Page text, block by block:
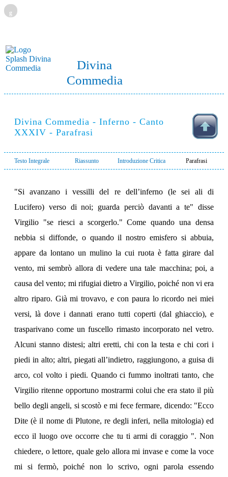
g
Divina
Commedia
Divina Commedia - Inferno - Canto
XXXIV - Parafrasi
Testo Integrale Riassunto Introduzione Critica Parafrasi
"Si avanzano i vessilli del re dell’inferno (le sei ali di
Lucifero) verso di noi; guarda perciò davanti a te" disse
Virgilio "se riesci a scorgerlo." Come quando una densa
nebbia si diffonde, o quando il nostro emisfero si abbuia,
appare da lontano un mulino la cui ruota è fatta girare dal
vento, mi sembrò allora di vedere una tale macchina; poi, a
causa del vento; mi rifugiai dietro a Virgilio, poiché non vi era
altro riparo. Già mi trovavo, e con paura lo ricordo nei miei
versi, là dove i dannati erano tutti coperti (dal ghiaccio), e
trasparivano come un fuscello rimasto incorporato nel vetro.
Alcuni stanno distesi; altri eretti, chi con la testa e chi cori i
piedi in alto; altri, piegati all’indietro, raggiungono, a guisa di
arco, col volto i piedi. Quando ci fummo inoltrati tanto, che
Virgilio ritenne opportuno mostrarmi colui che era stato il più
bello degli angeli, si scostò e mi fece fermare, dicendo: "Ecco
Dite (è il nome di Plutone, re degli inferi, nella mitologia) ed
ecco il luogo ove occorre che tu ti armi di coraggio ". Non
chiedere, o lettore, quale gelo allora mi invase e come la voce
mi si fermò, poiché non lo scrivo, ogni parola essendo